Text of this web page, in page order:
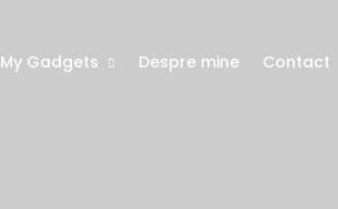
My Gadgets Despre mine Contact